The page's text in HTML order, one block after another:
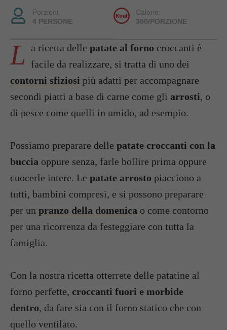
Porzioni:
4 PERSONE
Calorie:
300/PORZIONE
L a ricetta delle patate al forno croccanti è
facile da realizzare, si tratta di uno dei
contorni sfiziosi più adatti per accompagnare
secondi piatti a base di carne come gli arrosti, o
di pesce come quelli in umido, ad esempio.
Possiamo preparare delle patate croccanti con la
buccia oppure senza, farle bollire prima oppure
cuocerle intere. Le patate arrosto piacciono a
tutti, bambini compresi, e si possono preparare
per un pranzo della domenica o come contorno
per una ricorrenza da festeggiare con tutta la
famiglia.
Con la nostra ricetta otterrete delle patatine al
forno perfette, croccanti fuori e morbide
dentro, da fare sia con il forno statico che con
quello ventilato.